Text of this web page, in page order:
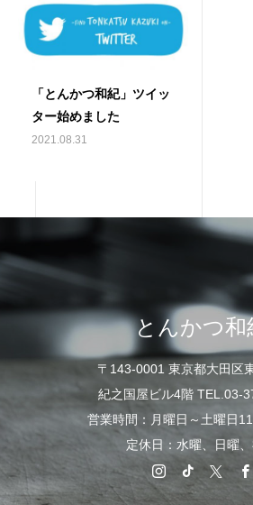
「とんかつ和紀」ツイッ
ター始めました
2021.08.31
とんかつ和
〒143-0001 東京都大田区
紀之国屋ビル4階 TEL.03-
営業時間：月曜日～土曜日
定休日：水曜、日曜